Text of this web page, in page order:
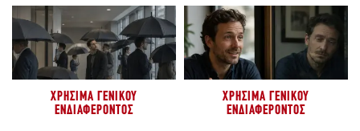
ΧΡΉΣΙΜΑ ΓΕΝΙΚΟΎ
ΕΝΔΙΑΦΈΡΟΝΤΟΣ
ΧΡΉΣΙΜΑ ΓΕΝΙΚΟΎ
ΕΝΔΙΑΦΈΡΟΝΤΟΣ